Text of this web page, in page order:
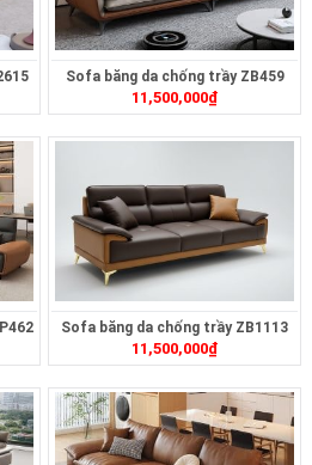
Sofa băng da chống trầy ZB459
11,500,000₫
Sofa băng da chống trầy ZB1113
11,500,000₫